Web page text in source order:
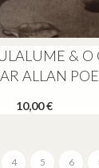
& O
ALLAN POE
10,00 €
4 5 6